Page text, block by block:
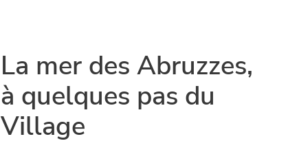
La mer des Abruzzes,
à quelques pas du
Village